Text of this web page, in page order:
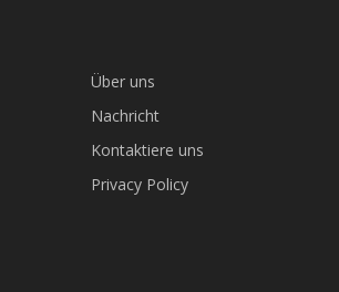
Über uns
Nachricht
Kontaktiere uns
Privacy Policy